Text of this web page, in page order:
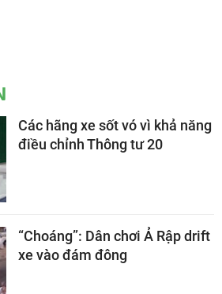
Các hãng xe sốt vó vì khả năng
điều chỉnh Thông tư 20
“Choáng”: Dân chơi Ả Rập drift
xe vào đám đông